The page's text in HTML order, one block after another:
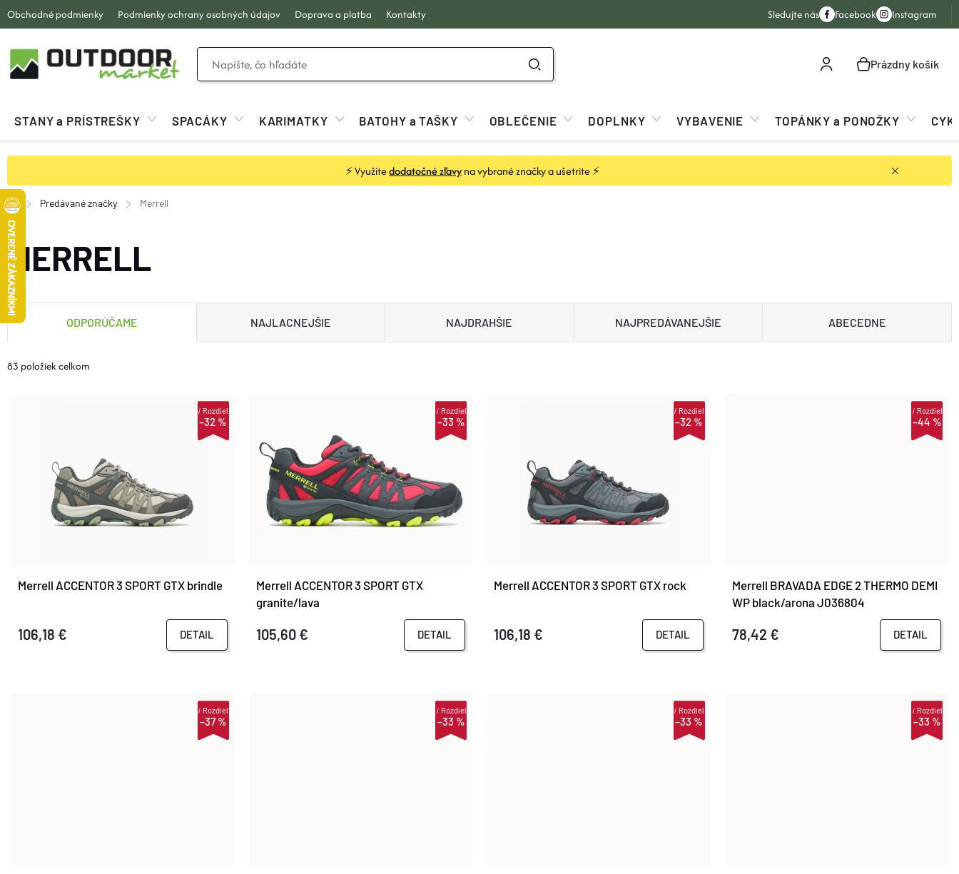
Prejsť
na
obsah
⚡ Využitedodatočné zľavyna vybrané značky a ušetrite ⚡
Obchodné podmienky Podmienky ochrany osobných údajov Doprava a platba Kontakty Sledujte nás Facebook Instagram
NÁKUPNÝ
Prázdny košík
STANY a PRÍSTREŠKY SPACÁKY KARIMATKY BATOHY a TAŠKY OBLEČENIE DOPLNKY VYBAVENIE TOPÁNKY a PONOŽKY
Domov
Predávané značky Merrell
MERRELL
R
A
O
ODPORÚČAME NAJLACNEJŠIE NAJDRAHŠIE NAJPREDÁVANEJŠIE ABECEDNE
83 položiek celkom
P
R
–32 %
iRozdiel
Merrell ACCENTOR 3 SPORT GTX brindle
106,18 € DETAIL
–33 %
iRozdiel
Merrell ACCENTOR 3 SPORT GTX
granite/lava
105,60 € DETAIL
–32 %
iRozdiel
Merrell ACCENTOR 3 SPORT GTX rock
106,18 € DETAIL
–44 %
iRozdiel
Merrell BRAVADA EDGE 2 THERMO DEMI
WP black/arona J036804
78,42 € DETAIL
–37 %
iRozdiel
–33 %
iRozdiel
–33 %
iRozdiel
–33 %
iRozdiel